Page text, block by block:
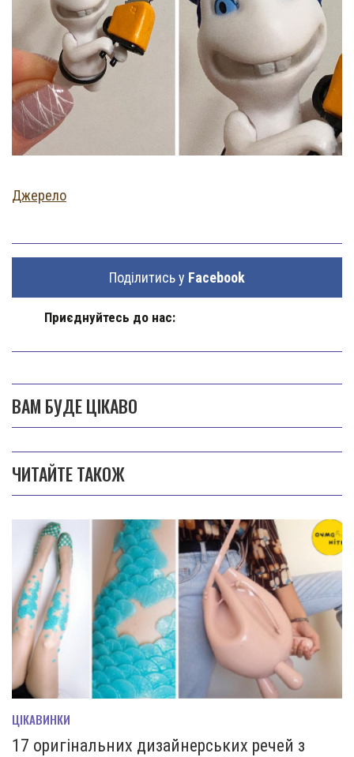
Джерело
Поділитись у Facebook
Приєднуйтесь до нас:
ВАМ БУДЕ ЦІКАВО
ЧИТАЙТЕ ТАКОЖ
ЦІКАВИНКИ
17 оригінальних дизайнерських речей з